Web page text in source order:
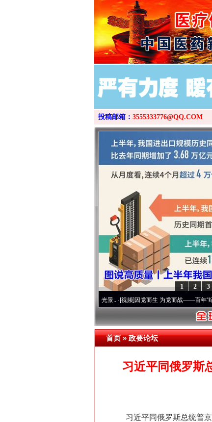
投稿邮箱： 3555333776@QQ.COM
3
2
1
·[视频]因党而生 为党而战——百年“纪”事⑧加
首页»政要论坛
习近平同俄罗斯
习近平同俄罗斯总统普京
网上购药对药下症？
这是一记警钟！